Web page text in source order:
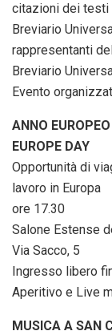
citazioni dei testi
Breviario
rappresentanti
Breviario
Evento
ANNO EUROPEO
EUROPE DAY
Opportunità di
lavoro in Europa
ore 17.30
Salone Estense
Via Sacco, 5
Ingresso libero
Aperitivo e Live
MUSICA A SAN